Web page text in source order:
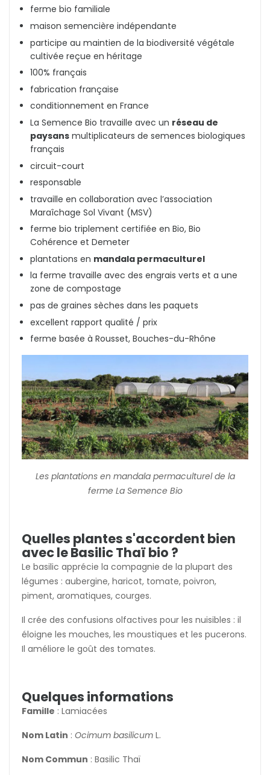
ferme bio familiale
maison semencière indépendante
participe au maintien de la biodiversité végétale
cultivée reçue en héritage
100% français
fabrication française
conditionnement en France
La Semence Bio travaille avec un réseau de
paysans multiplicateurs de semences biologiques
français
circuit-court
responsable
travaille en collaboration avec l’association
Maraîchage Sol Vivant (MSV)
ferme bio triplement certifiée en Bio, Bio
Cohérence et Demeter
plantations en mandala permaculturel
la ferme travaille avec des engrais verts et a une
zone de compostage
pas de graines sèches dans les paquets
excellent rapport qualité / prix
ferme basée à Rousset, Bouches-du-Rhône
Les plantations en mandala permaculturel de la
ferme La Semence Bio
Quelles plantes s'accordent bien
avec le Basilic Thaï bio ?
Le basilic apprécie la compagnie de la plupart des
légumes : aubergine, haricot, tomate, poivron,
piment, aromatiques, courges.
Il crée des confusions olfactives pour les nuisibles : il
éloigne les mouches, les moustiques et les pucerons.
Il améliore le goût des tomates.
Quelques informations
Famille : Lamiacées
Nom Latin : Ocimum basilicum L.
Nom Commun : Basilic Thaï